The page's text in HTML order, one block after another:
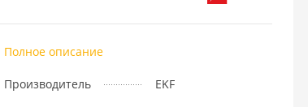
Полное описание
Производитель EKF